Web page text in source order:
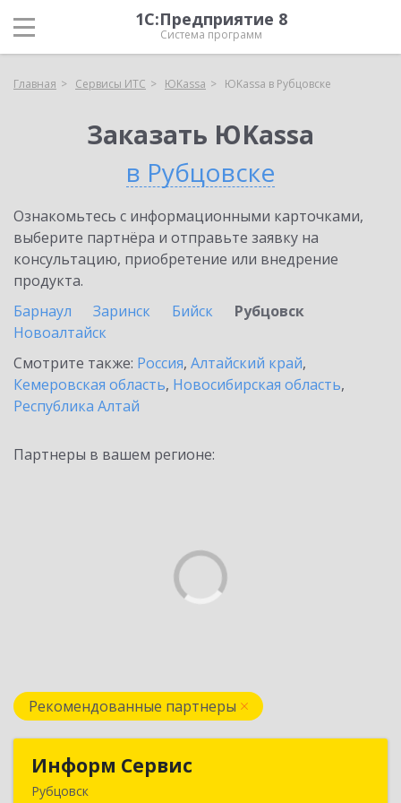
1С:Предприятие 8
Система программ
Главная Сервисы ИТС ЮKassa ЮKassa в Рубцовске
Заказать ЮKassa
в Рубцовске
Ознакомьтесь с информационными карточками,
выберите партнёра и отправьте заявку на
консультацию, приобретение или внедрение
продукта.
Барнаул
Заринск Бийск
Рубцовск
Новоалтайск
Смотрите также: Россия, Алтайский край,
Кемеровская область, Новосибирская область,
Республика Алтай
Партнеры в вашем регионе:
Рекомендованные партнеры
Информ Сервис
Рубцовск